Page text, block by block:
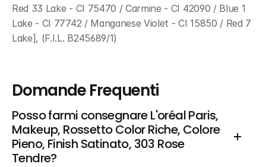
Red 33 Lake - CI 75470 / Carmine - CI 42090 / Blue 1
Lake - CI 77742 / Manganese Violet - CI 15850 / Red 7
Lake], (F.I.L. B245689/1)
Domande Frequenti
Posso farmi consegnare L'oréal Paris,
Makeup, Rossetto Color Riche, Colore
Pieno, Finish Satinato, 303 Rose
Tendre?